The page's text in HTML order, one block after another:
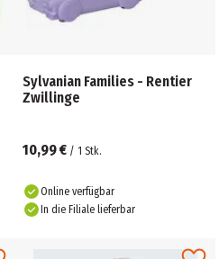
Sylvanian Families - Rentier
Zwillinge
10,99 € / 1 Stk.
Online verfügbar
In die Filiale lieferbar